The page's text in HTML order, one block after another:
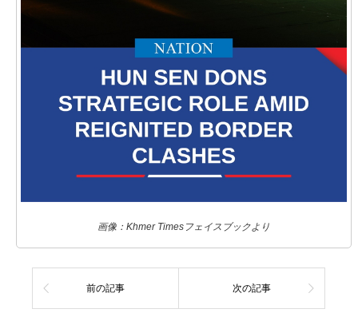
画像：Khmer Timesフェイスブックより
前の記事 次の記事